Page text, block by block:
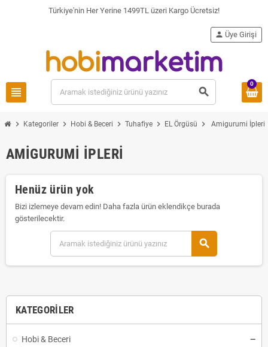
Türkiye'nin Her Yerine 1499TL üzeri Kargo Ücretsiz!
view_headline search
person Üye Girişi
0
chevron_right Kategoriler chevron_right Hobi & Beceri chevron_right Tuhafiye chevron_right EL Örgüsü chevron_right Amigurumi İpleri
KATEGORILER
Hobi & Beceri
AMIGURUMI İPLERI
Henüz ürün yok
Bizi izlemeye devam edin! Daha fazla ürün eklendikçe burada
gösterilecektir.
search